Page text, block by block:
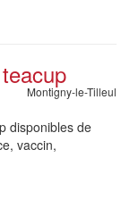
Montigny-le-Tilleul
disponibles de
vaccin,